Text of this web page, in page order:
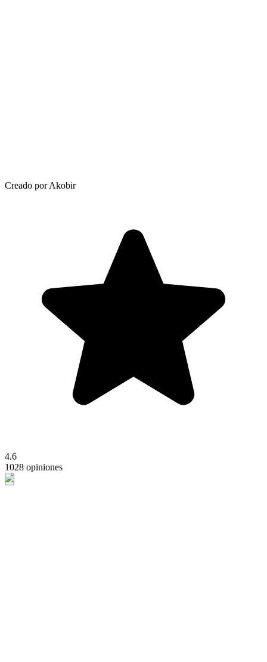
Creado por Akobir
4.6
1028 opiniones